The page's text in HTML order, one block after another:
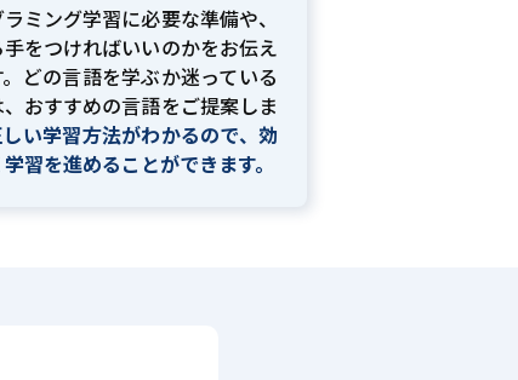
ラミング学習に必要な準備や、
手をつければいいのかをお伝え
。どの言語を学ぶか迷っている
おすすめの言語をご提案しま
い学習方法がわかるので、効
習を進めることができます。